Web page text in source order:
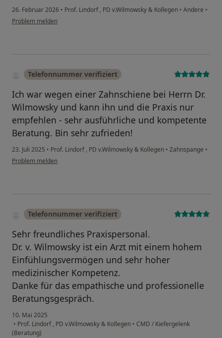
26. Februar 2026 • Prof. Lindorf , PD v.Wilmowsky & Kollegen • Andere •
Problem melden
Telefonnummer verifiziert
Ich war wegen einer Zahnschiene bei Herrn Dr.
Wilmowsky und kann ihn und die Praxis nur
empfehlen - sehr ausführliche und kompetente
Beratung. Bin sehr zufrieden!
23. Juli 2025 • Prof. Lindorf , PD v.Wilmowsky & Kollegen • Zahnspange •
Problem melden
Telefonnummer verifiziert
Sehr freundliches Praxispersonal.
Dr. v. Wilmowsky ist ein Arzt mit einem hohem
Einfühlungsvermögen und sehr hoher
medizinischer Kompetenz.
Danke für das empathische und professionelle
Beratungsgespräch.
10. Mai 2025
• Prof. Lindorf , PD v.Wilmowsky & Kollegen • CMD / Kiefergelenk
(Beratung)